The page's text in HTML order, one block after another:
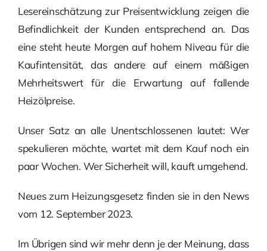
Lesereinschätzung zur Preisentwicklung zeigen die
Befindlichkeit der Kunden entsprechend an. Das
eine steht heute Morgen auf hohem Niveau für die
Kaufintensität, das andere auf einem mäßigen
Mehrheitswert für die Erwartung auf fallende
Heizölpreise.
Unser Satz an alle Unentschlossenen lautet: Wer
spekulieren möchte, wartet mit dem Kauf noch ein
paar Wochen. Wer Sicherheit will, kauft umgehend.
Neues zum Heizungsgesetz finden sie in den News
vom 12. September 2023.
Im Übrigen sind wir mehr denn je der Meinung, dass